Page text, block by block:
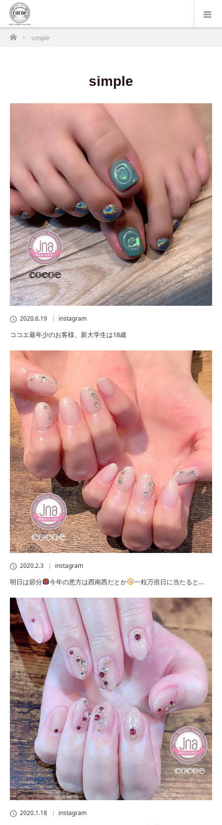
ホームsimple
simple
2020.6.19 instagram
ココエ最年少のお客様、新大学生は18歳
2020.2.3 instagram
明日は節分 今年の恵方は西南西だとか 一粒万倍日に当たると…
2020.1.18 instagram